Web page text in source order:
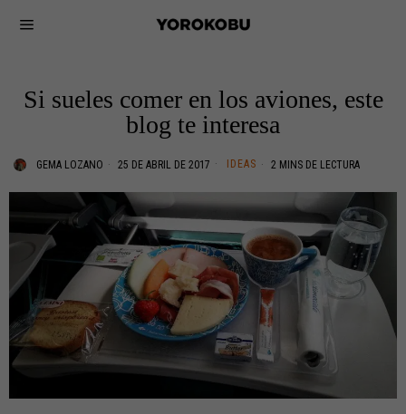
Si sueles comer en los aviones, este
blog te interesa
GEMA LOZANO 25 DE ABRIL DE 2017 IDEAS 2 MINS DE LECTURA